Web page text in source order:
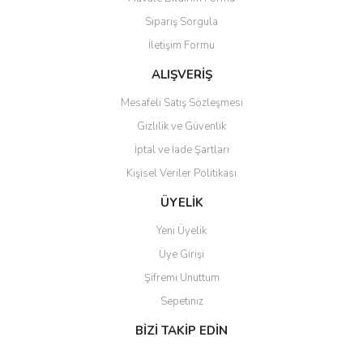
Ürün bilgilerinde hatalar bulunuyor.
Ürün fiyatı diğer sitelerden daha pahalı.
Bu ürüne benzer farklı alternatifler olmalı.
Gönder
Sipariş Sorgula
İletişim Formu
ALIŞVERİŞ
Mesafeli Satış Sözleşmesi
Gizlilik ve Güvenlik
İptal ve İade Şartları
Kişisel Veriler Politikası
ÜYELİK
Yeni Üyelik
Üye Girişi
Şifremi Unuttum
Sepetiniz
BİZİ TAKİP EDİN